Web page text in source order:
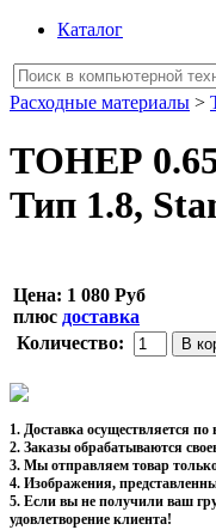
Каталог
Расходные материалы >
ТОНЕР
Тип 1.8,
Цена: 1 080 Руб
плюс доставка
Количество:
1. Доставка осуществляется по
2. Заказы обрабатываются
3. Мы отправляем товар
4. Изображения,
5. Если вы не получили ваш
удовлетворение клиента!